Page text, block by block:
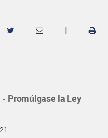
|
- Promúlgase la Ley